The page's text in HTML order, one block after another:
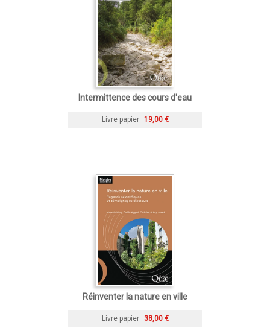
Intermittence des cours d'eau
Livre papier 19,00 €
Réinventer la nature en ville
Livre papier 38,00 €